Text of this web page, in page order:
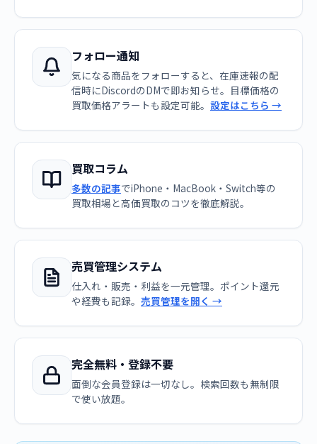
フォロー通知
気になる商品をフォローすると、在庫速報の配
信時にDiscordのDMで即お知らせ。目標価格の
買取価格アラートも設定可能。 設定はこちら →
買取コラム
多数の記事でiPhone・MacBook・Switch等の
買取相場と高価買取のコツを徹底解説。
売買管理システム
仕入れ・販売・利益を一元管理。ポイント還元
や経費も記録。 売買管理を開く →
完全無料・登録不要
面倒な会員登録は一切なし。検索回数も無制限
で使い放題。